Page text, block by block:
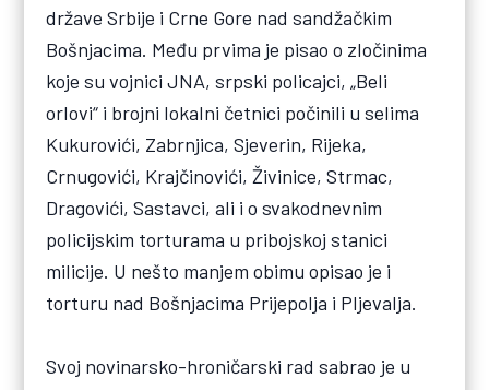
države Srbije i Crne Gore nad sandžačkim
Bošnjacima. Među prvima je pisao o zločinima
koje su vojnici JNA, srpski policajci, „Beli
orlovi“ i brojni lokalni četnici počinili u selima
Kukurovići, Zabrnjica, Sjeverin, Rijeka,
Crnugovići, Krajčinovići, Živinice, Strmac,
Dragovići, Sastavci, ali i o svakodnevnim
policijskim torturama u pribojskoj stanici
milicije. U nešto manjem obimu opisao je i
torturu nad Bošnjacima Prijepolja i Pljevalja.
Svoj novinarsko-hroničarski rad sabrao je u